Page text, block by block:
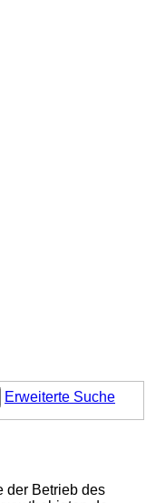
Erweiterte Suche
der Betrieb des